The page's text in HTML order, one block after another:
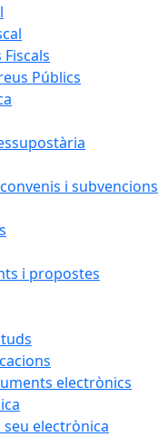
Públics
i subvencions
i propostes
electrònics
electrònica